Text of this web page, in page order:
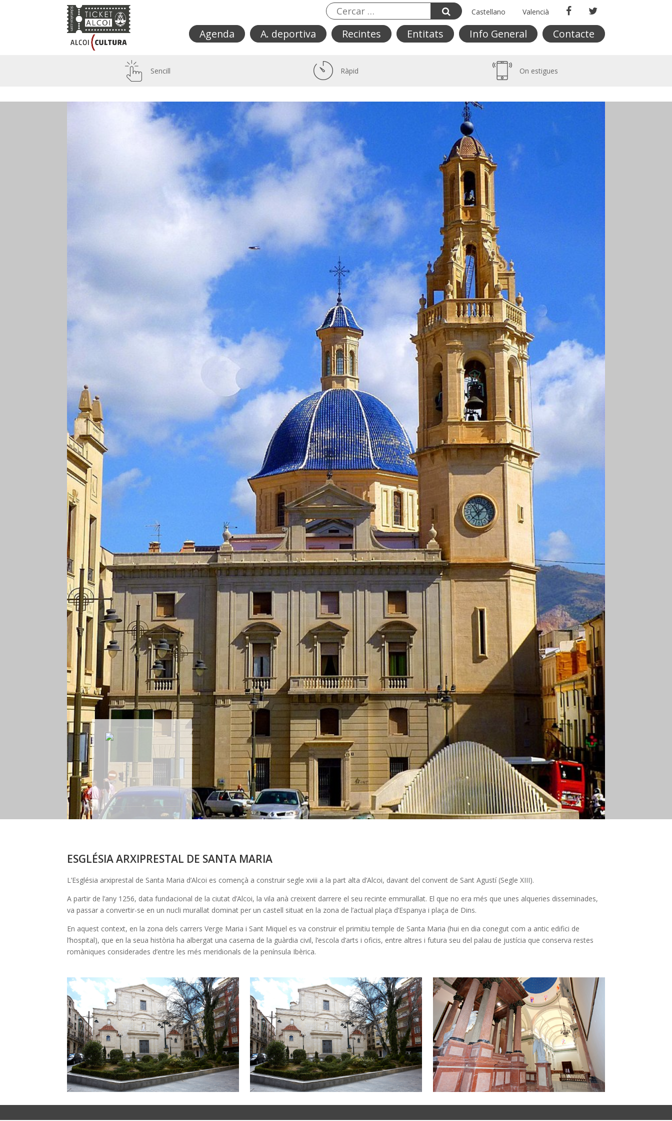
Castellano Valencià
Agenda A. deportiva Recintes Entitats Info General Contacte
Sencill Ràpid On estigues
ESGLÉSIA ARXIPRESTAL DE SANTA MARIA
L’Església arxiprestal de Santa Maria d’Alcoi es començà a construir segle xviii a la part alta d’Alcoi, davant del convent de Sant Agustí (Segle XIII).
A partir de l’any 1256, data fundacional de la ciutat d’Alcoi, la vila anà creixent darrere el seu recinte emmurallat. El que no era més que unes alqueries disseminades,
va passar a convertir-se en un nucli murallat dominat per un castell situat en la zona de l’actual plaça d’Espanya i plaça de Dins.
En aquest context, en la zona dels carrers Verge Maria i Sant Miquel es va construir el primitiu temple de Santa Maria (hui en dia conegut com a antic edifici de
l’hospital), que en la seua història ha albergat una caserna de la guàrdia civil, l’escola d’arts i oficis, entre altres i futura seu del palau de justícia que conserva restes
romàniques considerades d’entre les més meridionals de la península Ibèrica.